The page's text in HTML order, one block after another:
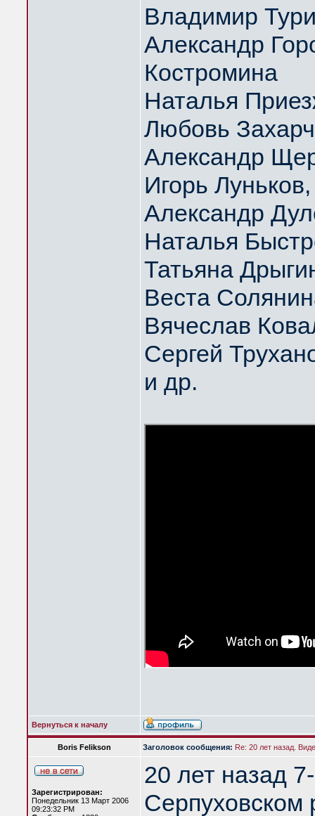
Владимир
Александр
Костромина
Наталья
Любовь
Александр
Игорь
Александр
Наталья
Татьяна
Веста
Вячеслав
Сергей
и др.
Вернуться к началу
Boris Felikson Заголовок сообщения: Re: 20 лет назад.
Зарегистрирован:
Понедельник 13 Март 2006
09:23:32 PM
20 лет назад
Серпуховском